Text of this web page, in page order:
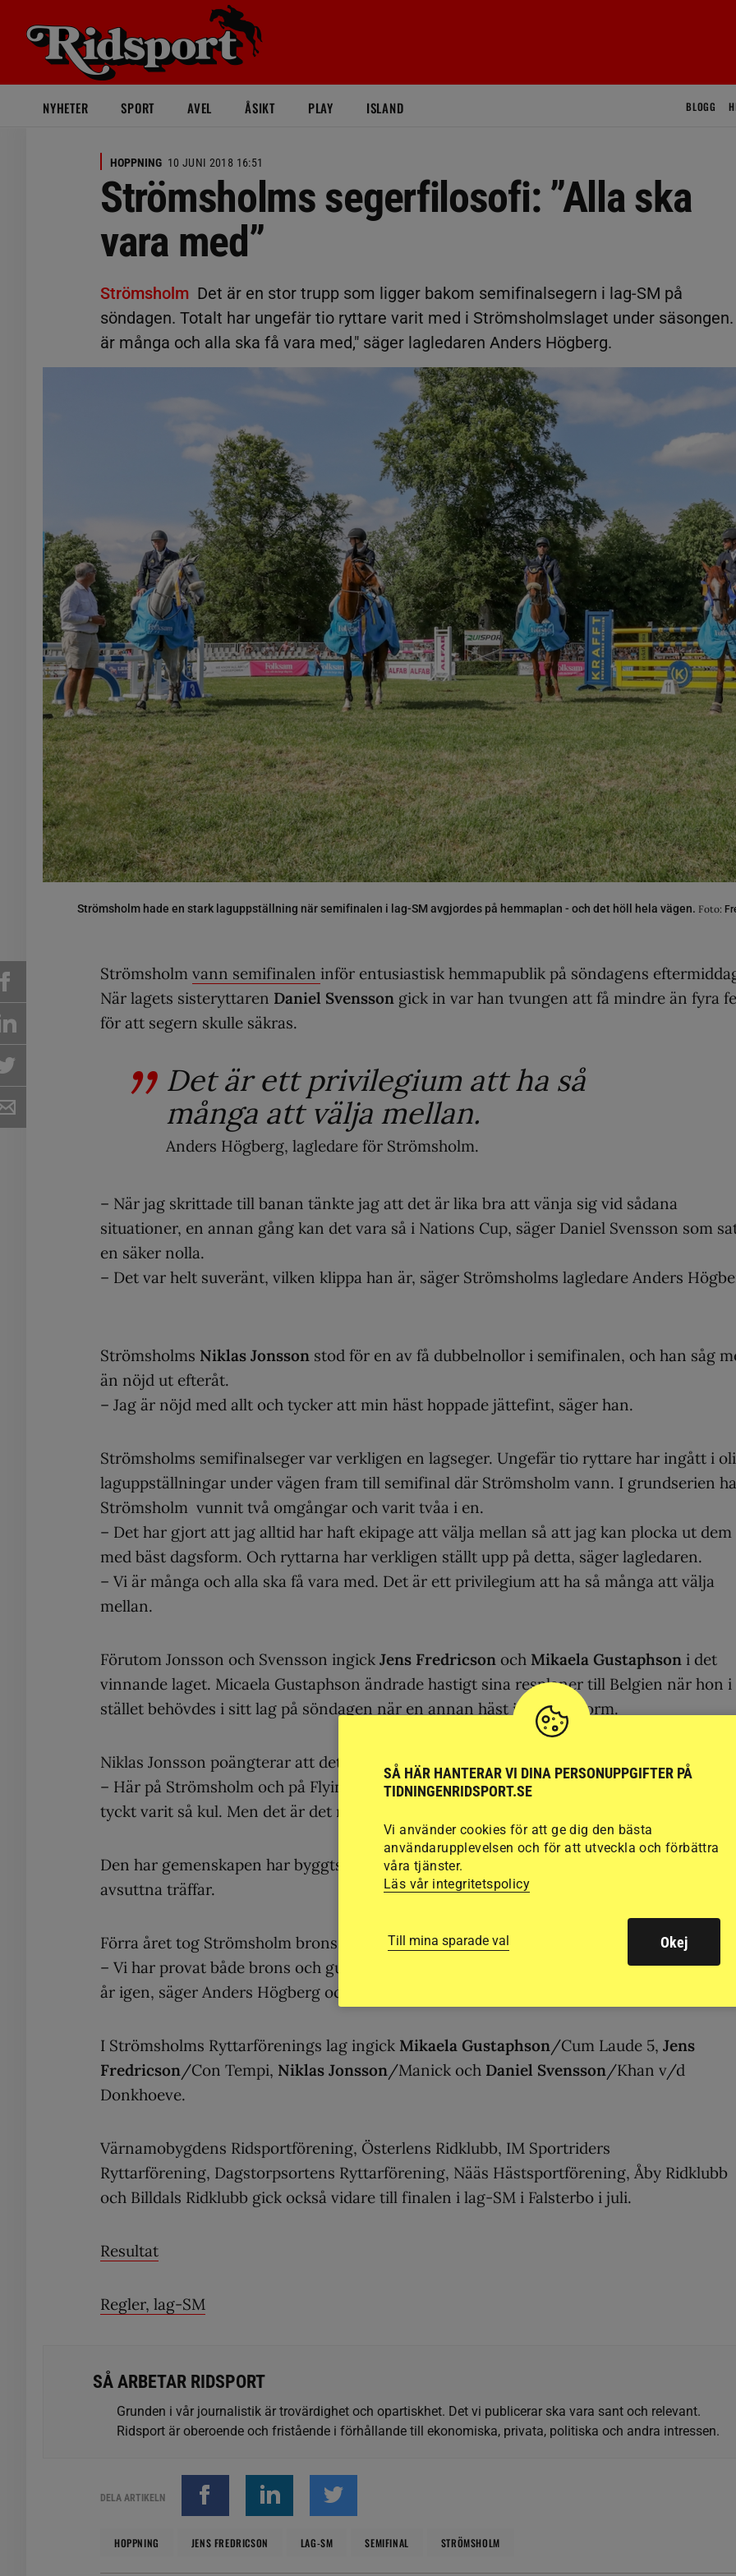
NYHETER SPORT AVEL ÅSIKT PLAY ISLAND BLOGG
HOPPNING 10 JUNI 2018 16:51
Strömsholms segerfilosofi: ”Alla ska
vara med”
Strömsholm Det är en stor trupp som ligger bakom semifinalsegern i lag-SM på
söndagen. Totalt har ungefär tio ryttare varit med i Strömsholmslaget under säsongen.
är många och alla ska få vara med," säger lagledaren Anders Högberg.
Strömsholm hade en stark laguppställning när semifinalen i lag-SM avgjordes på hemmaplan - och det höll hela vägen. Foto:
Strömsholm vann semifinalen inför entusiastisk hemmapublik på söndagens
När lagets sisteryttaren Daniel Svensson gick in var han tvungen att få mindre än fyra
för att segern skulle säkras.
Det är ett privilegium att ha så
många att välja mellan.
Anders Högberg, lagledare för Strömsholm.
– När jag skrittade till banan tänkte jag att det är lika bra att vänja sig vid sådana
situationer, en annan gång kan det vara så i Nations Cup, säger Daniel Svensson som
en säker nolla.
– Det var helt suveränt, vilken klippa han är, säger Strömsholms lagledare Anders
Strömsholms Niklas Jonsson stod för en av få dubbelnollor i semifinalen, och han såg
än nöjd ut efteråt.
– Jag är nöjd med allt och tycker att min häst hoppade jättefint, säger han.
Strömsholms semifinalseger var verkligen en lagseger. Ungefär tio ryttare har ingått i
laguppställningar under vägen fram till semifinal där Strömsholm vann. I grundserien
Strömsholm vunnit två omgångar och varit tvåa i en.
– Det har gjort att jag alltid har haft ekipage att välja mellan så att jag kan plocka ut dem
med bäst dagsform. Och ryttarna har verkligen ställt upp på detta, säger lagledaren.
– Vi är många och alla ska få vara med. Det är ett privilegium att ha så många att välja
mellan.
Förutom Jonsson och Svensson ingick Jens Fredricson och Mikaela Gustaphson i det
vinnande laget. Micaela Gustaphson ändrade hastigt sina resplaner till Belgien när hon i
stället behövdes i sitt lag på söndagen när en annan häst inte var i form.
Niklas Jonsson poängterar att det numera är roligt även att rida grundserien.
– Här på Strömsholm och på Flyinge vill ju alla rida, men grundserien har kanske inte
tyckt varit så kul. Men det är det nu, vi har fått det att bli roligt, säger han.
Den har gemenskapen har byggts upp bland annat genom gemensamma träningar och
avsuttna träffar.
Förra året tog Strömsholm brons i finalen på lag-SM, året innan blev det guld.
– Vi har provat både brons och guld nu och guld var roligare att vinna. Så det siktar vi
år igen, säger Anders Högberg och får medhåll av ryttarna.
I Strömsholms Ryttarförenings lag ingick Mikaela Gustaphson/Cum Laude 5, Jens
Fredricson/Con Tempi, Niklas Jonsson/Manick och Daniel Svensson/Khan v/d
Donkhoeve.
Värnamobygdens Ridsportförening, Österlens Ridklubb, IM Sportriders
Ryttarförening, Dagstorpsortens Ryttarförening, Nääs Hästsportförening, Åby Ridklubb
och Billdals Ridklubb gick också vidare till finalen i lag-SM i Falsterbo i juli.
Resultat
Regler, lag-SM
SÅ ARBETAR RIDSPORT
Grunden i vår journalistik är trovärdighet och opartiskhet. Det vi publicerar ska vara sant och relevant.
Ridsport är oberoende och fristående i förhållande till ekonomiska, privata, politiska och andra intressen.
DELA ARTIKELN
HOPPNING JENS FREDRICSON LAG-SM SEMIFINAL STRÖMSHOLM
SÅ HÄR HANTERAR VI DINA PERSONUPPGIFTER PÅ
TIDNINGENRIDSPORT.SE
Vi använder cookies för att ge dig den bästa
användarupplevelsen och för att utveckla och förbättra
våra tjänster.
Läs vår integritetspolicy
Till mina sparade val Okej